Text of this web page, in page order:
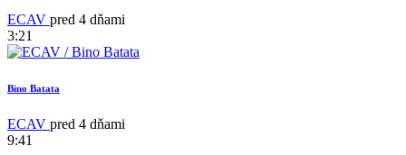
ECAV pred 4 dňami
3:21
Bino Batata
ECAV pred 4 dňami
9:41